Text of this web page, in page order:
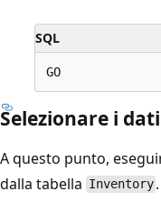
SQL
Selezionare i dati
A questo punto,
dalla tabella Inventory .